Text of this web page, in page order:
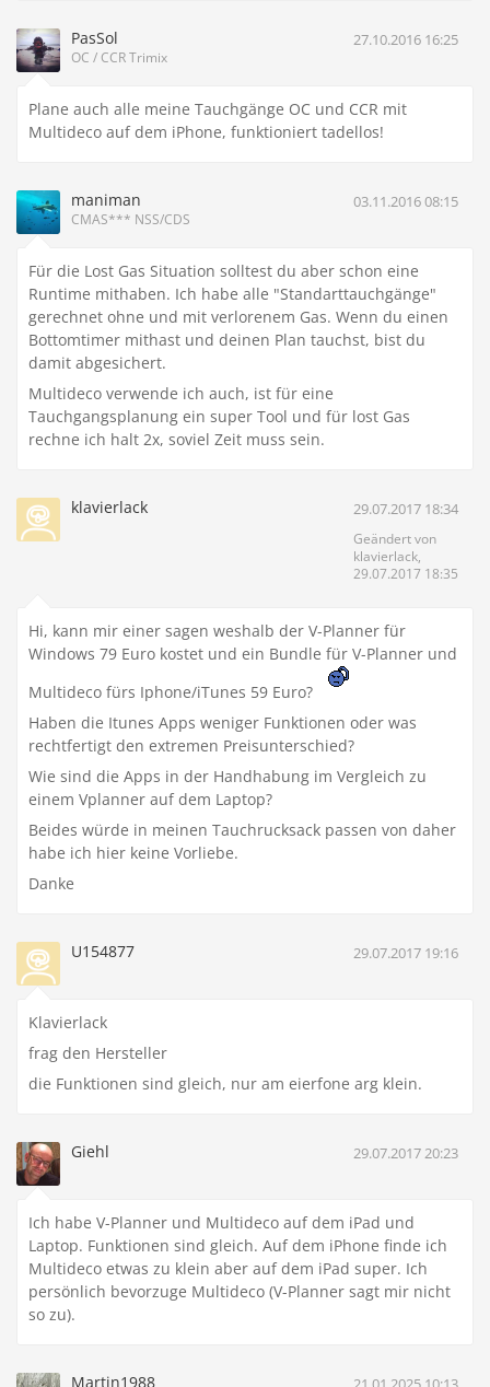
PasSol
OC / CCR Trimix
27.10.2016 16:25
Plane auch alle meine Tauchgänge OC und CCR mit
Multideco auf dem iPhone, funktioniert tadellos!
maniman
CMAS*** NSS/CDS
03.11.2016 08:15
Für die Lost Gas Situation solltest du aber schon eine
Runtime mithaben. Ich habe alle "Standarttauchgänge"
gerechnet ohne und mit verlorenem Gas. Wenn du einen
Bottomtimer mithast und deinen Plan tauchst, bist du
damit abgesichert.
Multideco verwende ich auch, ist für eine
Tauchgangsplanung ein super Tool und für lost Gas
rechne ich halt 2x, soviel Zeit muss sein.
klavierlack 29.07.2017 18:34
Geändert von
klavierlack,
29.07.2017 18:35
Hi, kann mir einer sagen weshalb der V-Planner für
Windows 79 Euro kostet und ein Bundle für V-Planner und
Multideco fürs Iphone/iTunes 59 Euro?
Haben die Itunes Apps weniger Funktionen oder was
rechtfertigt den extremen Preisunterschied?
Wie sind die Apps in der Handhabung im Vergleich zu
einem Vplanner auf dem Laptop?
Beides würde in meinen Tauchrucksack passen von daher
habe ich hier keine Vorliebe.
Danke
U154877 29.07.2017 19:16
Klavierlack
frag den Hersteller
die Funktionen sind gleich, nur am eierfone arg klein.
Giehl 29.07.2017 20:23
Ich habe V-Planner und Multideco auf dem iPad und
Laptop. Funktionen sind gleich. Auf dem iPhone finde ich
Multideco etwas zu klein aber auf dem iPad super. Ich
persönlich bevorzuge Multideco (V-Planner sagt mir nicht
so zu).
Martin1988